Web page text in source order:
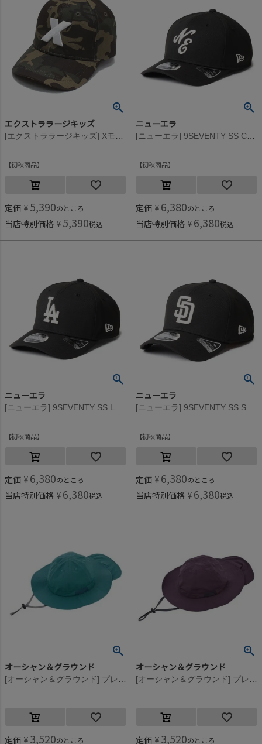
エクストララージキッズ
初秋商品
定価 ¥ 5,390のところ
当店特別価格 ¥ 5,390税込
ニューエラ
初秋商品
定価 ¥ 6,380のところ
当店特別価格 ¥ 6,380税込
ニューエラ
初秋商品
定価 ¥ 6,380のところ
当店特別価格 ¥ 6,380税込
ニューエラ
初秋商品
定価 ¥ 6,380のところ
当店特別価格 ¥ 6,380税込
オーシャン＆グラウンド
定価 ¥ 3,520のところ
オーシャン＆グラウンド
定価 ¥ 3,520のところ